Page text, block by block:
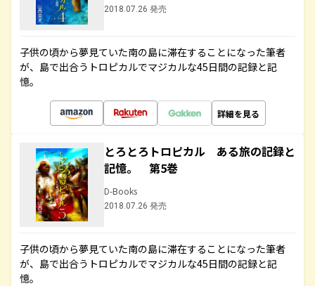
2018.07.26 発売
子供の頃から夢見ていた南の島に滞在することになった筆者
が、島で出合うトロピカルでマジカルな45日間の記録と記
憶。
詳細を見る
とろとろトロピカル ある旅の記録と
記憶。 第5巻
D-Books
2018.07.26 発売
子供の頃から夢見ていた南の島に滞在することになった筆者
が、島で出合うトロピカルでマジカルな45日間の記録と記
憶。